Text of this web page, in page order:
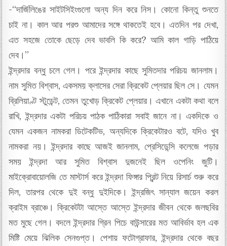
-“দার্জিলিঙের সাইটসিইংগুলো অন্য দিন করে নিস। কোনো কিন্তু শুনতে
চাই না। কাল আর পরশু আমাদের সঙ্গে থাকতেই হবে। এতদিন পর দেখা,
এত সহজে তোকে ছেড়ে দেব ভাবলি কি করে? আমি কাল গাড়ি পাঠিয়ে
দেব।”
ইন্দ্রদার বন্ধু চলে গেল। পরে ইন্দ্রদার কাছে সুমিতদার পরিচয় জানলাম।
নাম সুমিত বিশ্বাস, একসময় ক্লাসের সেরা ক্রিকেট প্লেয়ার ছিল সে। যেমন
ব্রিলিয়াণ্ট স্টুডেন্ট, তেমন তুখোড় ক্রিকেট প্লেয়ার। এখানে একটা কথা বলে
রাখি, ইন্দ্রদার একটা পরিচয় পাঠক পাঠিকারা সবাই জানে না। একদিকে ও
যেমন একজন নামকরা ডিটেকটিভ, অন্যদিকে ক্রিকেটারও বটে, যদিও খুব
নামকরা নয়। ইন্দ্রদার কাছে আজই জানলাম, প্রেসিডেন্সি কলেজে পড়ার
সময় ইন্দ্রদা আর সুমিত বিশ্বাস দুজনেই ছিল ওপেনিং জুটি।
মাইক্রোবায়োলজি তে মাস্টার্স করে ইন্দ্রদা ফিঙ্গার প্রিন্ট নিয়ে রিসার্চ শুরু করে
দিল, তারপর থেকে দুই বন্ধু দুইদিকে। ইন্দ্রজিৎ সান্যাল জয়েন করল
ক্রাইম ব্রাঞ্চে। ক্রিকেটটা আস্তে আস্তে ইন্দ্রদার জীবন থেকে জলছবির
মত মুছে গেল। বদলে ইন্দ্রদার গ্রিন পিচে বাউন্সারের মত আবির্ভাব হল এক
মিষ্টি মেয়ে ঝিলিক সেনগুপ্ত। পেশায় ফটোগ্রাফার, ইন্দ্রদার থেকে বছর